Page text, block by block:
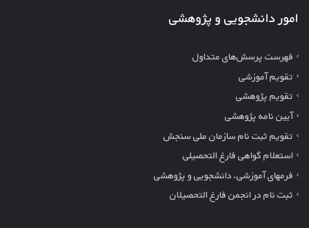
امور دانشجویی و پژوهشی
فهرست پرسش‌های متداول
تقویم آموزشی
تقویم پژوهشی
آیین نامه پژوهشی
تقویم ثبت نام سازمان ملی سنجش
استعلام گواهی فارغ التحصیلی
فرمهای آموزشی، دانشجویی و پژوهشی
ثبت نام در انجمن فارغ التحصیلان